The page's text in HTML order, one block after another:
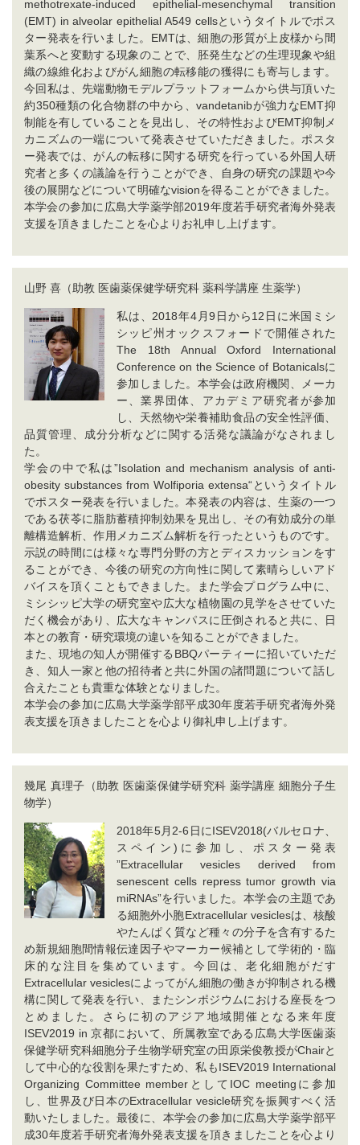
methotrexate-induced epithelial-mesenchymal transition
(EMT) in alveolar epithelial A549 cellsというタイトルでポス
ター発表を行いました。EMTは、細胞の形質が上皮様から間
葉系へと変動する現象のことで、胚発生などの生理現象や組
織の線維化およびがん細胞の転移能の獲得にも寄与します。
今回私は、先端動物モデルプラットフォームから供与頂いた
約350種類の化合物群の中から、vandetanibが強力なEMT抑
制能を有していることを見出し、その特性およびEMT抑制メ
カニズムの一端について発表させていただきました。ポスタ
ー発表では、がんの転移に関する研究を行っている外国人研
究者と多くの議論を行うことができ、自身の研究の課題や今
後の展開などについて明確なvisionを得ることができました。
本学会の参加に広島大学薬学部2019年度若手研究者海外発表
支援を頂きましたことを心よりお礼申し上げます。
山野 喜（助教 医歯薬保健学研究科 薬科学講座 生薬学）
私は、2018年4月9日から12日に米国ミシ
シッピ州オックスフォードで開催された
The 18th Annual Oxford International
Conference on the Science of Botanicalsに
参加しました。本学会は政府機関、メーカ
ー、業界団体、アカデミア研究者が参加
し、天然物や栄養補助食品の安全性評価、
品質管理、成分分析などに関する活発な議論がなされまし
た。
学会の中で私は”Isolation and mechanism analysis of anti-
obesity substances from Wolfiporia extensa“というタイトル
でポスター発表を行いました。本発表の内容は、生薬の一つ
である茯苓に脂肪蓄積抑制効果を見出し、その有効成分の単
離構造解析、作用メカニズム解析を行ったというものです。
示説の時間には様々な専門分野の方とディスカッションをす
ることができ、今後の研究の方向性に関して素晴らしいアド
バイスを頂くこともできました。また学会プログラム中に、
ミシシッピ大学の研究室や広大な植物園の見学をさせていた
だく機会があり、広大なキャンパスに圧倒されると共に、日
本との教育・研究環境の違いを知ることができました。
また、現地の知人が開催するBBQパーティーに招いていただ
き、知人一家と他の招待者と共に外国の諸問題について話し
合えたことも貴重な体験となりました。
本学会の参加に広島大学薬学部平成30年度若手研究者海外発
表支援を頂きましたことを心より御礼申し上げます。
幾尾 真理子（助教 医歯薬保健学研究科 薬学講座 細胞分子生
物学）
2018年5月2-6日にISEV2018(バルセロナ、
スペイン)に参加し、ポスター発表
”Extracellular vesicles derived from
senescent cells repress tumor growth via
miRNAs”を行いました。本学会の主題であ
る細胞外小胞Extracellular vesiclesは、核酸
やたんぱく質など種々の分子を含有するた
め新規細胞間情報伝達因子やマーカー候補として学術的・臨
床的な注目を集めています。今回は、老化細胞がだす
Extracellular vesiclesによってがん細胞の働きが抑制される機
構に関して発表を行い、またシンポジウムにおける座長をつ
とめました。さらに初のアジア地域開催となる来年度
ISEV2019 in 京都において、所属教室である広島大学医歯薬
保健学研究科細胞分子生物学研究室の田原栄俊教授がChairと
して中心的な役割を果たすため、私もISEV2019 International
Organizing Committee memberとしてIOC meetingに参加
し、世界及び日本のExtracellular vesicle研究を振興すべく活
動いたしました。最後に、本学会の参加に広島大学薬学部平
成30年度若手研究者海外発表支援を頂きましたことを心より